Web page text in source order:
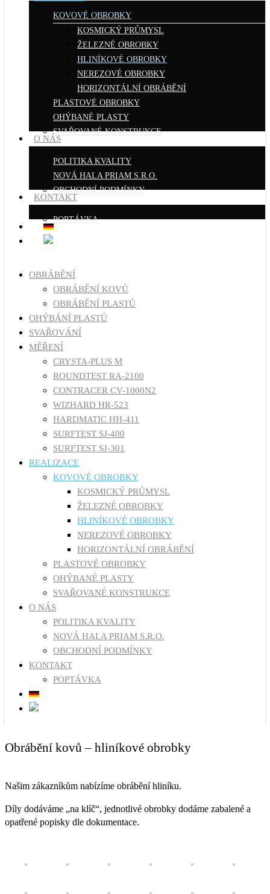
KOVOVÉ OBROBKY
KOSMICKÝ PRŮMYSL
ŽELEZNÉ OBROBKY
HLINÍKOVÉ OBROBKY
NEREZOVÉ OBROBKY
HORIZONTÁLNÍ OBRÁBĚNÍ
PLASTOVÉ OBROBKY
OHÝBANÉ PLASTY
SVAŘOVANÉ KONSTRUKCE
O NÁS
POLITIKA KVALITY
NOVÁ HALA PRIAM S.R.O.
OBCHODNÍ PODMÍNKY
KONTAKT
POPTÁVKA
OBRÁBĚNÍ
OBRÁBĚNÍ KOVŮ
OBRÁBĚNÍ PLASTŮ
OHÝBÁNÍ PLASTŮ
SVAŘOVÁNÍ
MĚŘENÍ
CRYSTA-PLUS M
ROUNDTEST RA-2100
CONTRACER CV-1000N2
WIZHARD HR-523
HARDMATIC HH-411
SURFTEST SJ-400
SURFTEST SJ-301
REALIZACE
KOVOVÉ OBROBKY
KOSMICKÝ PRŮMYSL
ŽELEZNÉ OBROBKY
HLINÍKOVÉ OBROBKY
NEREZOVÉ OBROBKY
HORIZONTÁLNÍ OBRÁBĚNÍ
PLASTOVÉ OBROBKY
OHÝBANÉ PLASTY
SVAŘOVANÉ KONSTRUKCE
O NÁS
POLITIKA KVALITY
NOVÁ HALA PRIAM S.R.O.
OBCHODNÍ PODMÍNKY
KONTAKT
POPTÁVKA
Obrábění kovů – hliníkové obrobky
Našim zákazníkům nabízíme obrábění hliníku.
Díly dodáváme „na klíč“, jednotlivé obrobky dodáme zabalené a
opatřené popisky dle dokumentace.